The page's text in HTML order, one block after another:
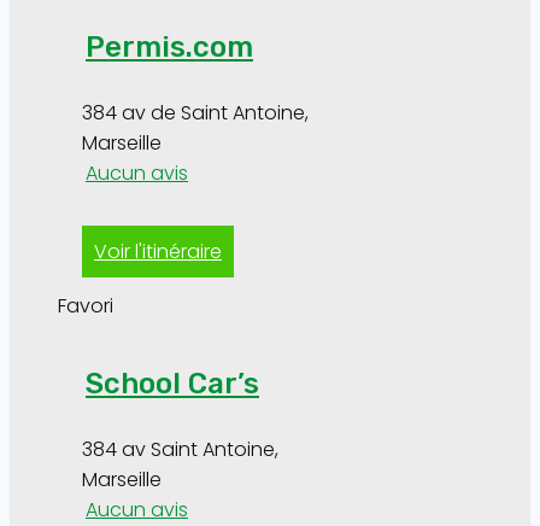
Permis.com
384 av de Saint Antoine,
Marseille
Aucun avis
Voir l'itinéraire
Favori
School Car’s
384 av Saint Antoine,
Marseille
Aucun avis